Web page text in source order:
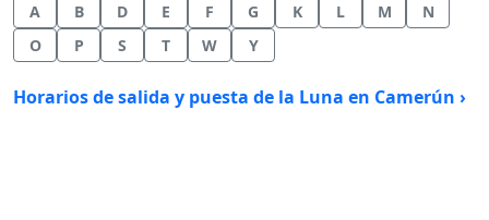
A B D E F G K L M
N
O
P S T W Y
Horarios de salida y puesta de la Luna en Camerún ›